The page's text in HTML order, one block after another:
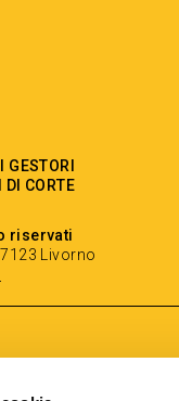
DI CORTE
riservati
Livorno